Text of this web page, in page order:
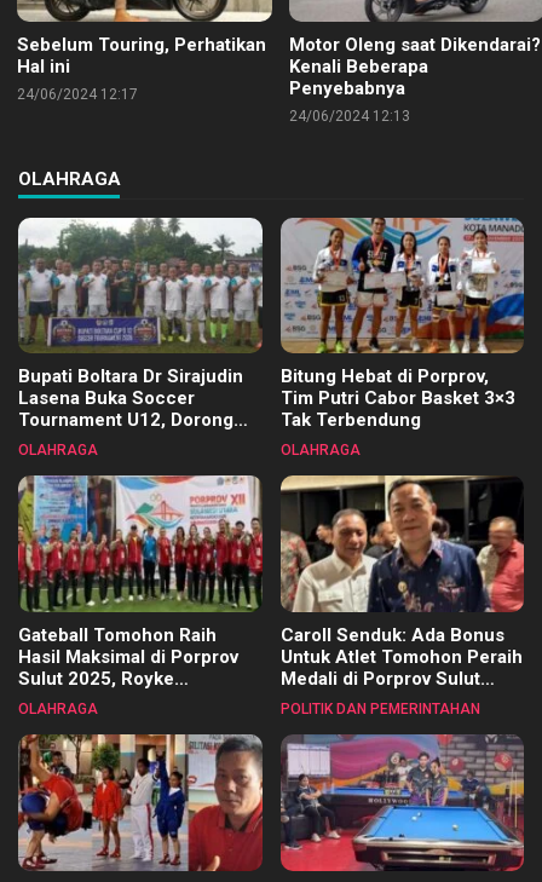
Sebelum Touring, Perhatikan
Hal ini
24/06/2024 12:17
Motor Oleng saat Dikendarai?
Kenali Beberapa
Penyebabnya
24/06/2024 12:13
OLAHRAGA
Bupati Boltara Dr Sirajudin
Lasena Buka Soccer
Tournament U12, Dorong
Pembinaan Merata di Setiap
OLAHRAGA
Bitung Hebat di Porprov,
Tim Putri Cabor Basket 3×3
Tak Terbendung
OLAHRAGA
Gateball Tomohon Raih
Hasil Maksimal di Porprov
Sulut 2025, Royke
Tangkawarouw Ucapkan
OLAHRAGA
Caroll Senduk: Ada Bonus
Untuk Atlet Tomohon Peraih
Medali di Porprov Sulut
2025
POLITIK DAN PEMERINTAHAN